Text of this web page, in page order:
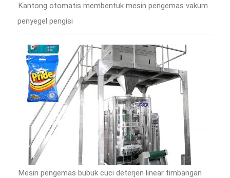
Kantong otomatis membentuk mesin pengemas vakum
penyegel pengisi
Mesin pengemas bubuk cuci deterjen linear timbangan